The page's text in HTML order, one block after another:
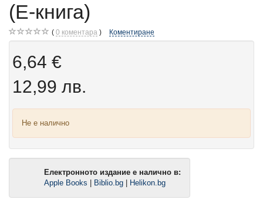
(Е-книга)
0 коментара Коментиране
6,64 €
12,99 лв.
Не е налично
Електронното издание е налично в:
Apple Books
Biblio.bg Helikon.bg